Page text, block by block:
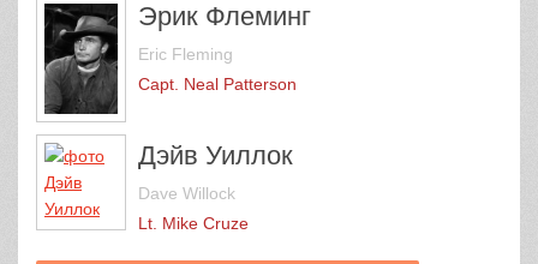
Эрик Флеминг
Eric Fleming
Capt. Neal Patterson
Дэйв Уиллок
Dave Willock
Lt. Mike Cruze